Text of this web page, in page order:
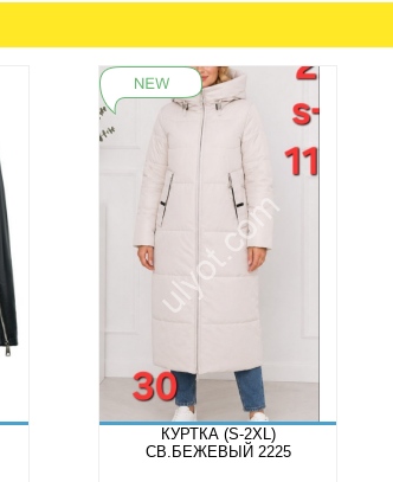
КУРТКА (S-2XL)
СВ.БЕЖЕВЫЙ 2225